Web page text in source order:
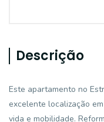
Descrição
Este apartamento no
excelente localização
vida e mobilidade.